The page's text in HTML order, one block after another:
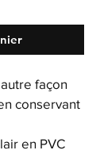
façon
conservant
en PVC